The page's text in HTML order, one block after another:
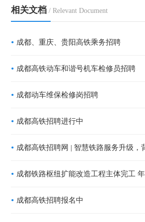
相关文档 / Relevant Document
成都、重庆、贵阳高铁乘务招聘
成都高铁动车和谐号机车检修员招聘
成都动车维保检修岗招聘
成都高铁招聘进行中
成都高铁招聘报名中